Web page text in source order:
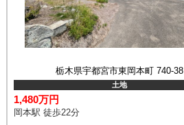
栃木県宇都宮市東岡本町 740-38
土地
1,480万円
岡本駅 徒歩22分